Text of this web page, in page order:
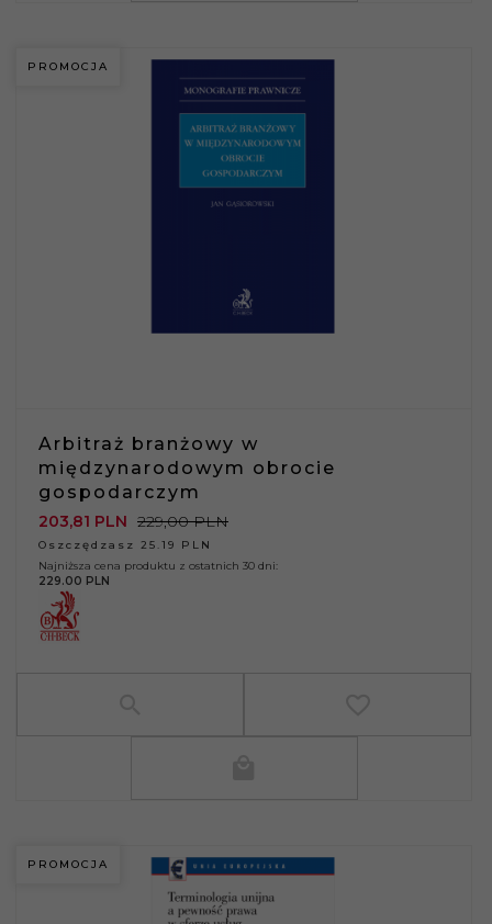
PROMOCJA
Arbitraż branżowy w
międzynarodowym obrocie
gospodarczym
203,81 PLN 229,00 PLN
Oszczędzasz 25.19 PLN
Najniższa cena produktu z ostatnich 30 dni:
229.00 PLN
PROMOCJA